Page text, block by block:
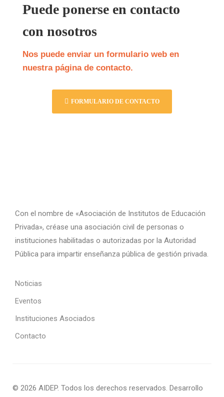
Puede ponerse en contacto
con nosotros
Nos puede enviar un formulario web en
nuestra página de contacto.
FORMULARIO DE CONTACTO
Con el nombre de «Asociación de Institutos de Educación
Privada», créase una asociación civil de personas o
instituciones habilitadas o autorizadas por la Autoridad
Pública para impartir enseñanza pública de gestión privada.
Noticias
Eventos
Instituciones Asociados
Contacto
© 2026 AIDEP. Todos los derechos reservados. Desarrollo